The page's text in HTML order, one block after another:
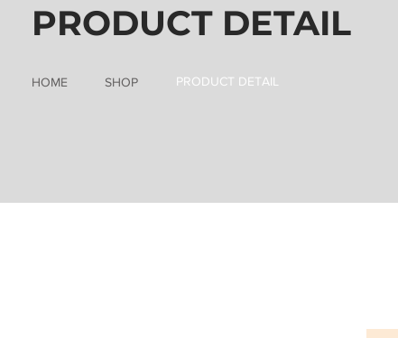
PRODUCT DETAIL
HOME SHOP PRODUCT DETAIL